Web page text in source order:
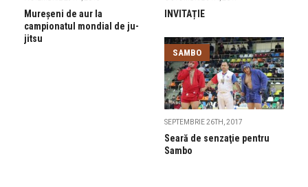
Mureșeni de aur la
campionatul mondial de ju-
jitsu
INVITAȚIE
SAMBO
SEPTEMBRIE 26TH, 2017
Seară de senzaţie pentru
Sambo